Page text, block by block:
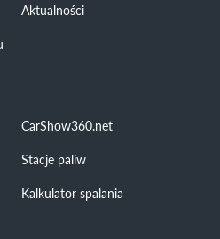
Aktualności
CarShow360.net
Stacje paliw
Kalkulator spalania